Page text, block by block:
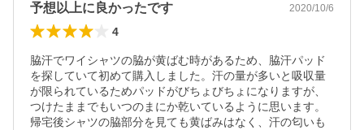
予想以上に良かったです 2020/10/6
4
脇汗でワイシャツの脇が黄ばむ時があるため、脇汗パッド
を探していて初めて購入しました。汗の量が多いと吸収量
が限られているためパッドがびちょびちょになりますが、
つけたままでもいつのまにか乾いているように思います。
帰宅後シャツの脇部分を見ても黄ばみはなく、汗の匂いも